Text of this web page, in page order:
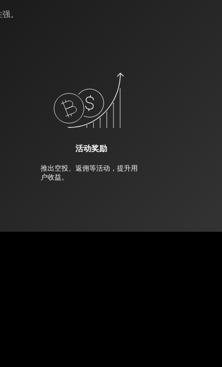
。
活动奖励
推出空投、返佣等活动，提升用
户收益。